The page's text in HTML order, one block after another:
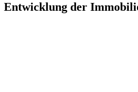
Entwicklung der